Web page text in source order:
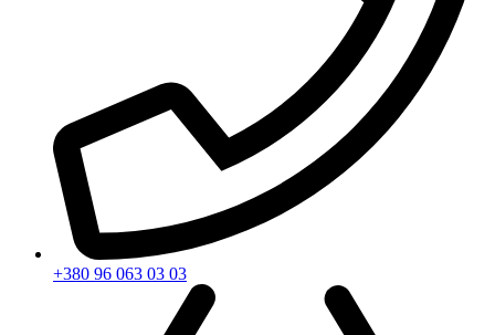
+380 96 063 03 03